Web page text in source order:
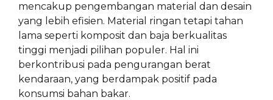
mencakup pengembangan material dan desain
yang lebih efisien. Material ringan tetapi tahan
lama seperti komposit dan baja berkualitas
tinggi menjadi pilihan populer. Hal ini
berkontribusi pada pengurangan berat
kendaraan, yang berdampak positif pada
konsumsi bahan bakar.